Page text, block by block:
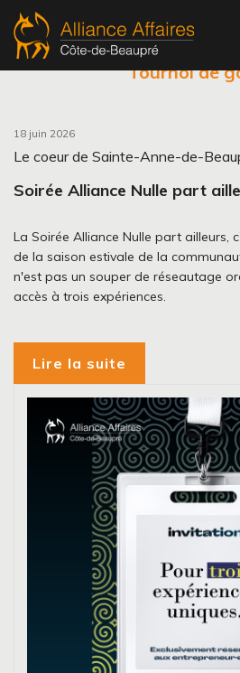
Activités à venir
Tournoi de
18 juin 2026
Le coeur de Sainte-Anne-de-
Soirée Alliance Nulle part
La Soirée Alliance Nulle part ailleurs,
de la saison estivale de la
n'est pas un souper de réseautage
accès à trois expériences.
Lire la suite